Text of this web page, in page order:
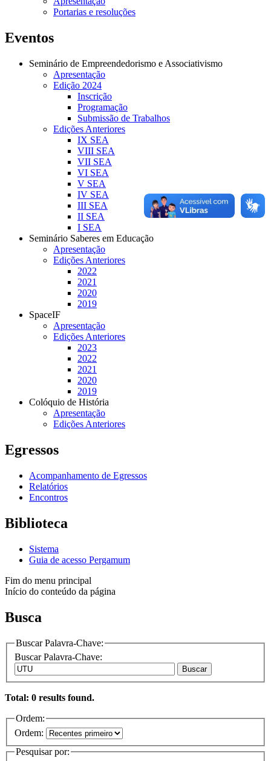
Portarias e resoluções
Eventos
Seminário de Empreendedorismo e Associativismo
Apresentação
Edição 2024
Inscrição
Programação
Submissão de Trabalhos
Edições Anteriores
IX SEA
VIII SEA
VII SEA
VI SEA
V SEA
IV SEA
III SEA
II SEA
I SEA
Seminário Saberes em Educação
Apresentação
Edições Anteriores
2022
2021
2020
2019
SpaceIF
Apresentação
Edições Anteriores
2023
2022
2021
2020
2019
Colóquio de História
Apresentação
Edições Anteriores
Egressos
Acompanhamento de Egressos
Relatórios
Encontros
Biblioteca
Sistema
Guia de acesso Pergamum
Fim do menu principal
Início do conteúdo da página
Busca
Buscar Palavra-Chave:
Buscar Palavra-Chave:
Buscar
Total: 0 results found.
Ordem:
Ordem:
Pesquisar por: